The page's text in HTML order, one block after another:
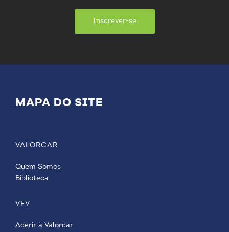
Inscrever-se
MAPA DO SITE
VALORCAR
Quem Somos
Biblioteca
VFV
Aderir à Valorcar